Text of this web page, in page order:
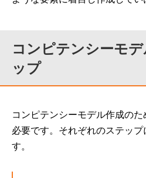
コンピテンシーモ
ップ
コンピテンシーモデル作成の
必要です。それぞれのステップ
す。